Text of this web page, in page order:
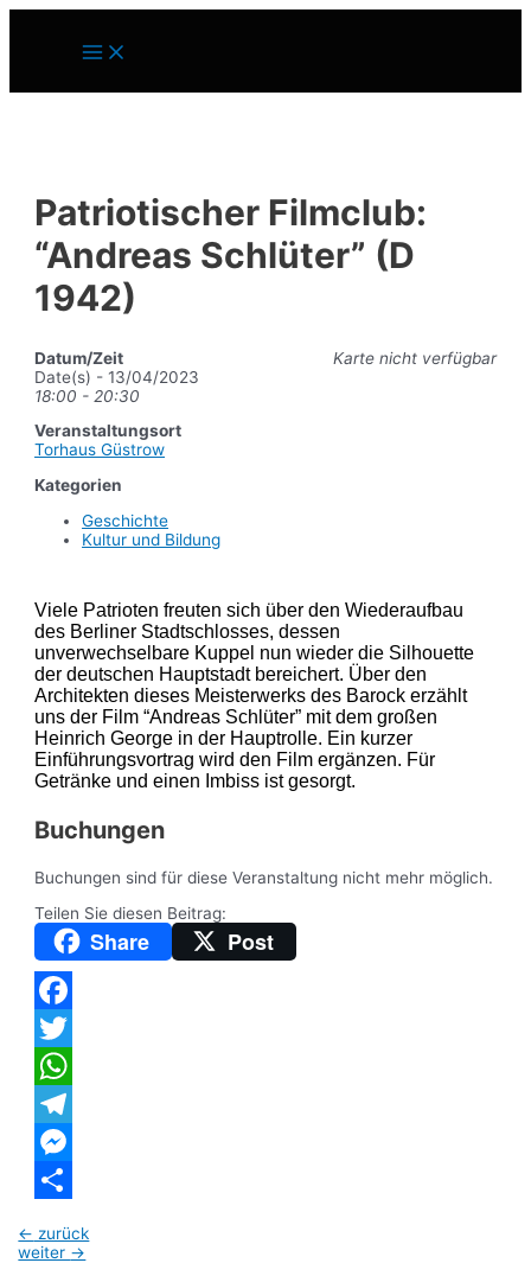
Main
Menu
Patriotischer Filmclub:
“Andreas Schlüter” (D
1942)
Karte nicht verfügbar
Datum/Zeit
Date(s) - 13/04/2023
18:00 - 20:30
Veranstaltungsort
Torhaus Güstrow
Kategorien
Geschichte
Kultur und Bildung
Viele Patrioten freuten sich über den Wiederaufbau
des Berliner Stadtschlosses, dessen
unverwechselbare Kuppel nun wieder die Silhouette
der deutschen Hauptstadt bereichert. Über den
Architekten dieses Meisterwerks des Barock erzählt
uns der Film “Andreas Schlüter” mit dem großen
Heinrich George in der Hauptrolle. Ein kurzer
Einführungsvortrag wird den Film ergänzen. Für
Getränke und einen Imbiss ist gesorgt.
Buchungen
Buchungen sind für diese Veranstaltung nicht mehr möglich.
Teilen Sie diesen Beitrag:
Share Post
Facebook
Twitter
WhatsApp
Telegram
Messenger
Beitragsnavigation
← zurück
weiter →